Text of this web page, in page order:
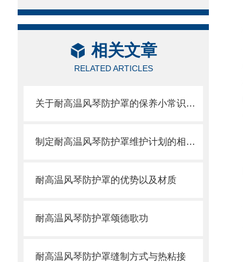
相关文章
RELATED ARTICLES
关于耐高温风琴防护罩的保养小常识介绍
制定耐高温风琴防护罩维护计划的相关策略
耐高温风琴防护罩的优势以及材质
耐高温风琴防护罩颂德歌功
耐高温风琴防护罩缝制方式与热粘接